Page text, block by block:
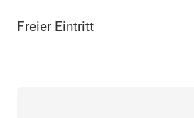
Freier Eintritt